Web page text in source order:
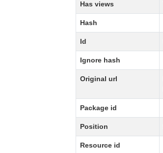
Has views
Hash
Id
Ignore hash
Original url
Package id
Position
Resource id